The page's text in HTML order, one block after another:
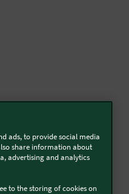
d'achat.
ads, to provide social media
share information about
advertising and analytics
to the storing of cookies on